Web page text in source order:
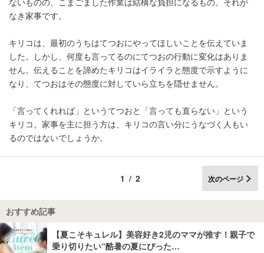
なき家事です。
キリコは、最初のうちはてつおにやってほしいことを伝えていま
した。しかし、何度も言ってるのにてつおの行動に変化はありま
せん。伝えることを諦めたキリコはイライラと態度で示すように
なり、てつおはその態度に対していら立ちを隠せません。
「言ってくれれば」というてつおと「言っても直らない」という
キリコ。家事を主に担う方は、キリコの言い分にうなづく人もい
るのではないでしょうか。
1/2 次のページ
おすすめ記事
【夏こそキュレル】美容好き2児のママが推す！親子で
乗り切りたい“酷暑の夏にぴった…